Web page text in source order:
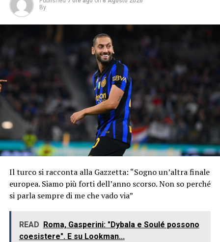
By
Il turco si racconta alla Gazzetta: “Sogno un’altra finale
europea. Siamo più forti dell’anno scorso. Non so perché
si parla sempre di me che vado via”
READ Roma, Gasperini: "Dybala e Soulé possono
coesistere". E su Lookman...